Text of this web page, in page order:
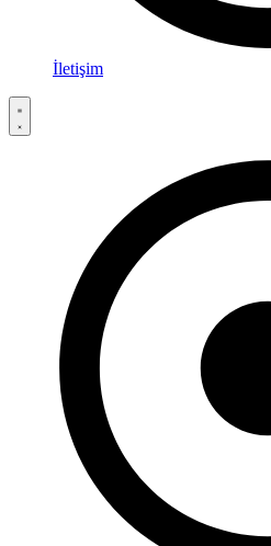
İletişim